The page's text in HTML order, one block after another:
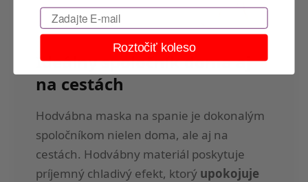
Ideálny spoločník doma aj
na cestách
Hodvábna maska na spanie je dokonalým
spoločníkom nielen doma, ale aj na
cestách. Hodvábny materiál poskytuje
príjemný chladivý efekt, ktorý upokojuje
Email
Roztočiť koleso